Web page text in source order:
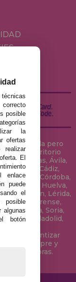
en Sevilla pero
del territorio
Asturias, Ávila,
Cáceres, Cádiz,
Real, Córdoba,
Huelva,
Leon, Lérida,
Navarra, Orense,
Sevilla, Soria,
Valladolid,
para garantizar
siempre y
las 18 horas.
posible
la
ofertas
realizar
El
enlace
puede
el
posible
algunas
botón